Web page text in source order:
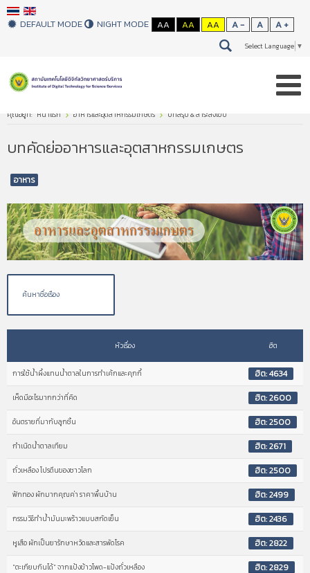
DEFAULT MODE NIGHT MODE AA AA AA A - A A +
Select Language ▼
คุณอยู่ที่: หน้าแรก อาหารและอุตสาหกรรมเกษตร บทสรุป & สาระสังเขป
บทคัดย่ออาหารและอุตสาหกรรมเกษตร
อาหาร
หัวเรื่อง ฮิต
การใช้น้ำผึ้งแทนน้ำตาลในการทำเค้กและคุกกี้ ฮิต: 4634
เห็ดมีอะไรมากกว่าที่คิด ฮิต: 2600
อันตรายที่มากับลูกชิ้น ฮิต: 2500
กำเนิดน้ำตาลเทียม ฮิต: 2671
ถั่วเหลือง โปรตีนของชาวโลก ฮิต: 2500
ฟักทอง ผักมากคุณค่า ราคาพื้นบ้าน ฮิต: 2499
กรรมวิธีทำน้ำมันมะพร้าวแบบสกัดเย็น ฮิต: 2436
หูเสือ ผักเป็นยารักษาหวัดและสารพัดโรค ฮิต: 2822
"ตะเกียบกินได้" จากแป้งข้าวโพด-แป้งถั่วเหลือง ฮิต: 2829